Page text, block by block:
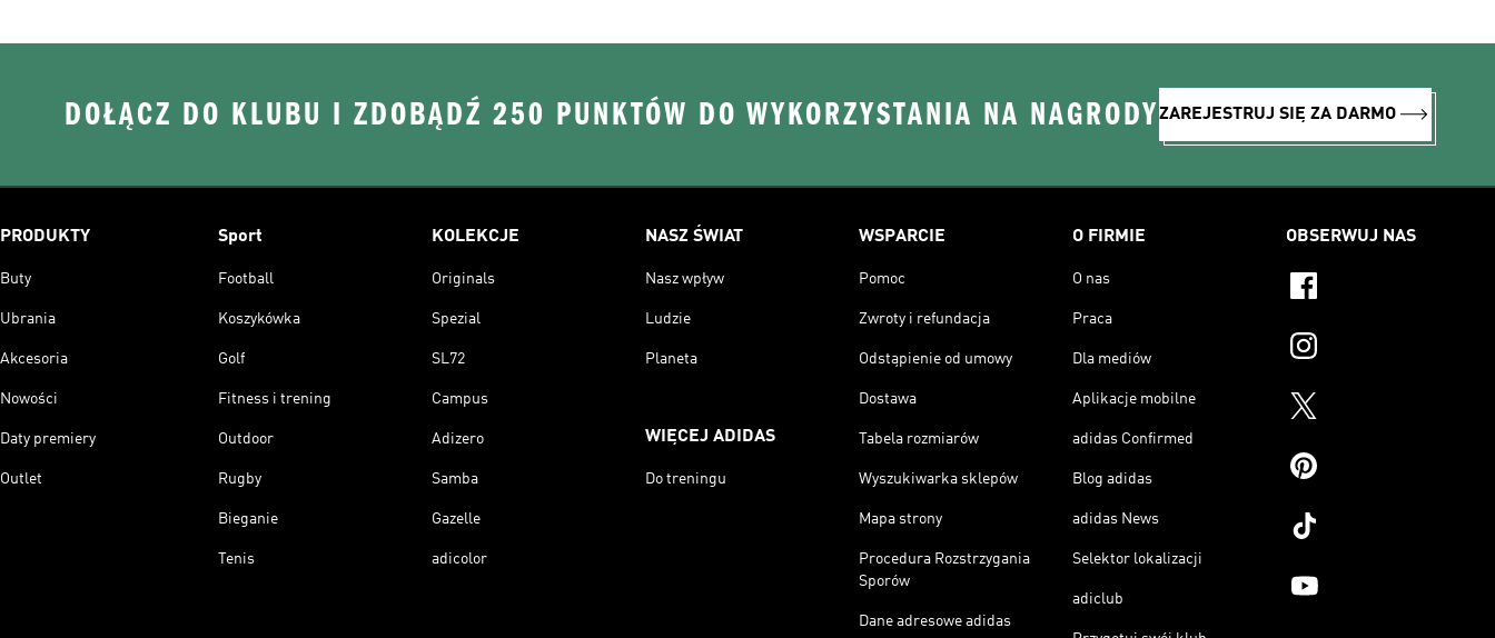
DOŁĄCZ DO KLUBU I ZDOBĄDŹ 250 PUNKTÓW DO WYKORZYSTANIA NA NAGRODYZAREJESTRUJ SIĘ ZA DARMO
PRODUKTY
Buty
Ubrania
Akcesoria
Nowości
Daty premiery
Outlet
Sport
Football
Koszykówka
Golf
Fitness i trening
Outdoor
Rugby
Bieganie
Tenis
KOLEKCJE
Originals
Spezial
SL72
Campus
Adizero
Samba
Gazelle
adicolor
NASZ ŚWIAT
Nasz wpływ
Ludzie
Planeta
WIĘCEJ ADIDAS
Do treningu
WSPARCIE
Pomoc
Zwroty i refundacja
Odstąpienie od umowy
Dostawa
Tabela rozmiarów
Wyszukiwarka sklepów
Mapa strony
Procedura Rozstrzygania
Sporów
Dane adresowe adidas
O FIRMIE
O nas
Praca
Dla mediów
Aplikacje mobilne
adidas Confirmed
Blog adidas
adidas News
Selektor lokalizacji
adiclub
OBSERWUJ NAS